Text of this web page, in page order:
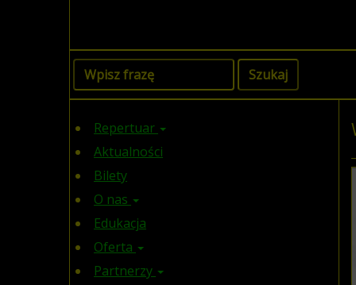
Repertuar
Aktualności
Bilety
O nas
Edukacja
Oferta
Partnerzy